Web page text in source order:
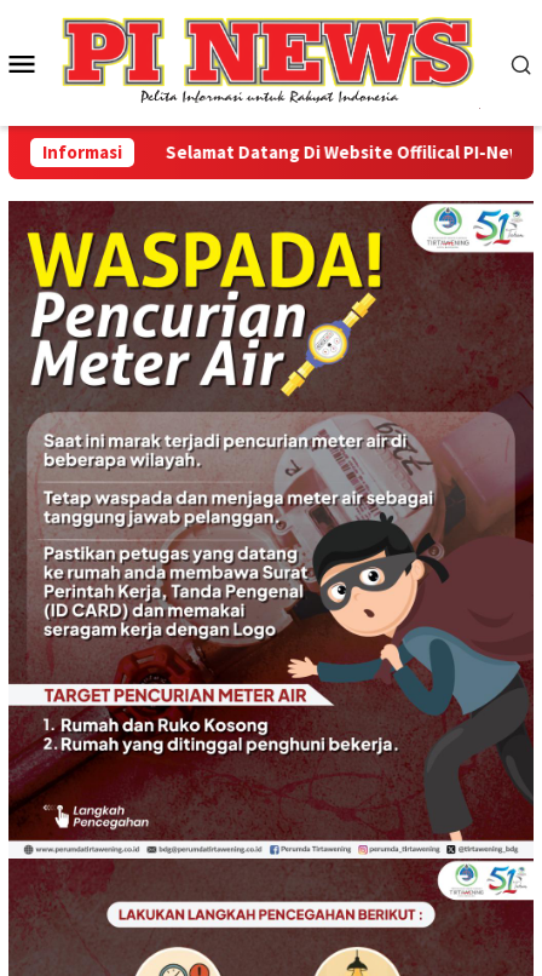
konten
Menu
Mobile
Informasi Selamat Datang Di Website Offilical PI-News